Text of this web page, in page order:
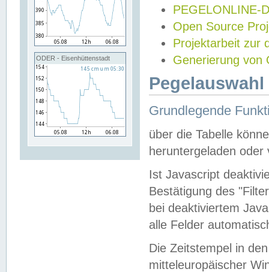
ODER - Eisenhüttenstadt
PEGELONLINE-
Open Source
Projektarbeit zur
Generierung von
Grundlegende
über die Tabelle
heruntergeladen oder
Ist Javascript
Bestätigung des
bei deaktiviertem
alle Felder
Die Zeitstempel in
mitteleuropäischer